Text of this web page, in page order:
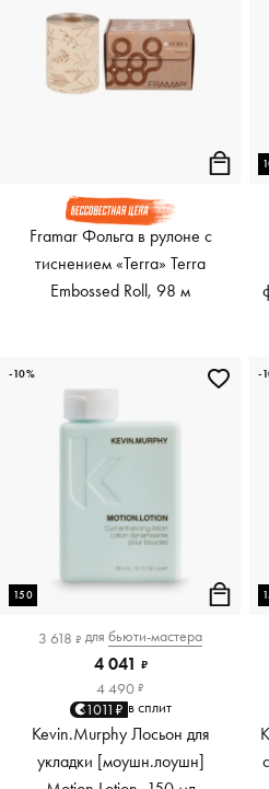
Framar Фольга в рулоне с
тиснением «Terra» Terra
Embossed Roll, 98 м
150
3 618 ₽ для бьюти-мастера
4 041 ₽
4 490 ₽
1011₽ в сплит
Kevin.Murphy Лосьон для
укладки [моушн.лоушн]
-10% -